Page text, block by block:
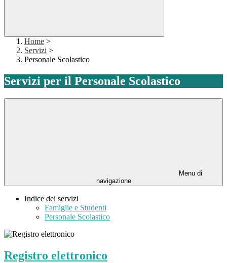
Home >
Servizi >
Personale Scolastico
Servizi per il Personale Scolastico
Menu di
navigazione
Indice dei servizi
Famiglie e Studenti
Personale Scolastico
Registro elettronico